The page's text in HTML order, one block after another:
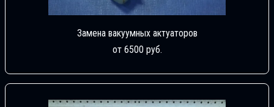
Замена вакуумных актуаторов
от 6500 руб.